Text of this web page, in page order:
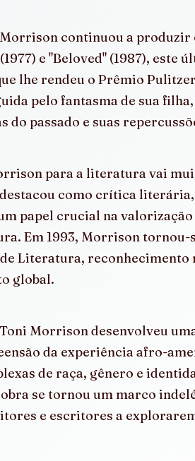
continuou a produzir
e "Beloved" (1987), este
lhe rendeu o Prêmio
pelo fantasma de sua
do passado e suas
para a literatura vai
como crítica
papel crucial na valorização
Em 1993, Morrison
Literatura, reconhecimento
global.
Morrison desenvolveu
da experiência afro-
de raça, gênero e
se tornou um marco
e escritores a